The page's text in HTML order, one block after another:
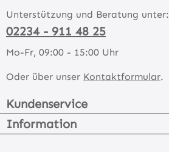
Unterstützung und Beratung unter:
02234 - 911 48 25
Mo-Fr, 09:00 - 15:00 Uhr
Oder über unser Kontaktformular.
Kundenservice
Information